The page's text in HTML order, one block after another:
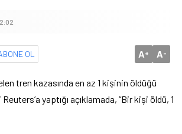
OL A+ A-
tren kazasında en az 1 kişinin öldüğü
yaptığı açıklamada, “Bir kişi öldü, 1